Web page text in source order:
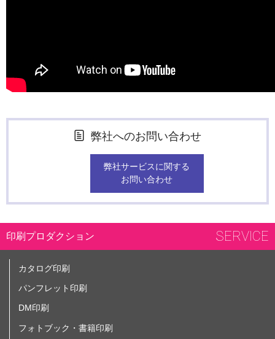
弊社へのお問い合わせ
弊社サービスに関する
お問い合わせ
印刷プロダクション SERVICE
カタログ印刷
パンフレット印刷
DM印刷
フォトブック・書籍印刷